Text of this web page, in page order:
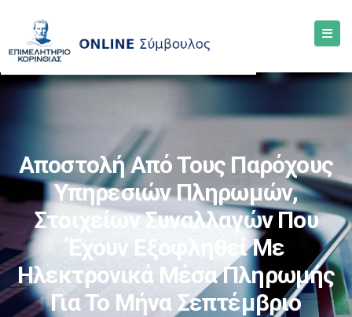
Αποστολή Από Τους Παρόχους
Υπηρεσιών Πληρωμών,
Στοιχείων Συναλλαγών Που
Έχουν Εξοφληθεί Με
Ηλεκτρονικά Μέσα Πληρωμής
Για Το Μήνα Σεπτέμβριο